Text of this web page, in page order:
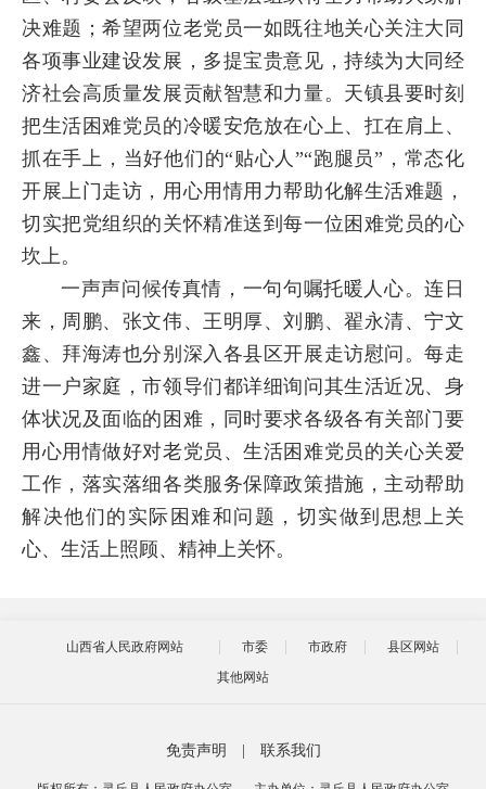
决难题；希望两位老党员一如既往地关心关注大同
各项事业建设发展，多提宝贵意见，持续为大同经
济社会高质量发展贡献智慧和力量。天镇县要时刻
把生活困难党员的冷暖安危放在心上、扛在肩上、
抓在手上，当好他们的“贴心人”“跑腿员”，常态化
开展上门走访，用心用情用力帮助化解生活难题，
切实把党组织的关怀精准送到每一位困难党员的心
坎上。
一声声问候传真情，一句句嘱托暖人心。连日
来，周鹏、张文伟、王明厚、刘鹏、翟永清、宁文
鑫、拜海涛也分别深入各县区开展走访慰问。每走
进一户家庭，市领导们都详细询问其生活近况、身
体状况及面临的困难，同时要求各级各有关部门要
用心用情做好对老党员、生活困难党员的关心关爱
工作，落实落细各类服务保障政策措施，主动帮助
解决他们的实际困难和问题，切实做到思想上关
心、生活上照顾、精神上关怀。
山西省人民政府网站 市委 市政府
县区网站
其他网站
免责声明 联系我们